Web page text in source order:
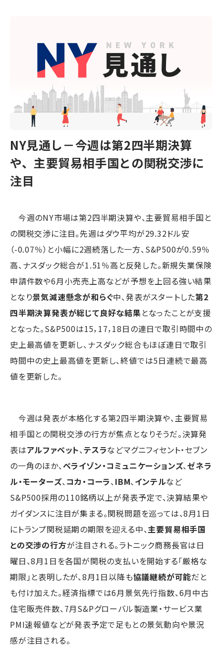
NY見通し－今週は第2四半期決算
や、主要貿易相手国との関税交渉に
注目
今週のNY市場は第2四半期決算や、主要貿易相手国と
の関税交渉に注目。先週はダウ平均が29.32ドル安
（-0.07％）と小幅に2週続落した一方、S&P500が0.59％
高、ナスダック総合が1.51％高と反発した。新規失業保険
申請件数や6月小売売上高などが予想を上回る強い結果
となり景気減速懸念が和らぐ中、発表がスタートした第2
四半期決算発表が総じて良好な結果となったことが支援
となった。S&P500は15，17，18日の連日で取引時間中の
史上最高値を更新し、ナスダック総合もほぼ連日で取引
時間中の史上最高値を更新し、終値では5日連続で最高
値を更新した。
今週は発表が本格化する第2四半期決算や、主要貿易
相手国との関税交渉の行方が焦点となりそうだ。決算発
表はアルファベット、テスラなどマグニフィセント・セブン
の一角のほか、ベライゾン・コミュニケーションズ、ゼネラ
ル・モーターズ、 コカ・コーラ、 IBM、 インテルなど
S&P500採用の110銘柄以上が発表予定で、決算結果や
ガイダンスに注目が集まる。関税問題を巡っては、8月1日
にトランプ関税延期の期限を迎える中、主要貿易相手国
との交渉の行方が注目される。ラトニック商務長官は日
曜日、8月1日を各国が関税の支払いを開始する「厳格な
期限」と表明したが、8月1日以降も協議継続が可能だと
も付け加えた。経済指標では6月景気先行指数、6月中古
住宅販売件数、7月S&Pグローバル製造業・サービス業
PMI速報値などが発表予定で足もとの景気動向や景況
感が注目される。